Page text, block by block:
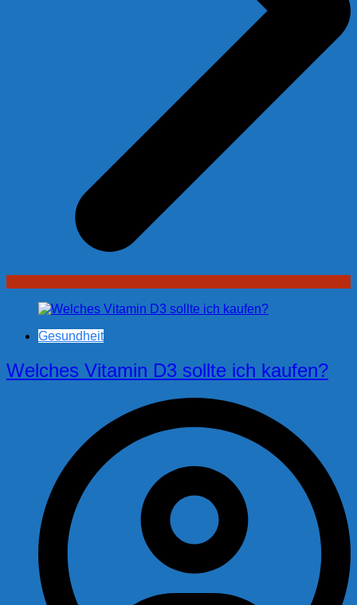
Gesundheit
Welches Vitamin D3 sollte ich kaufen?